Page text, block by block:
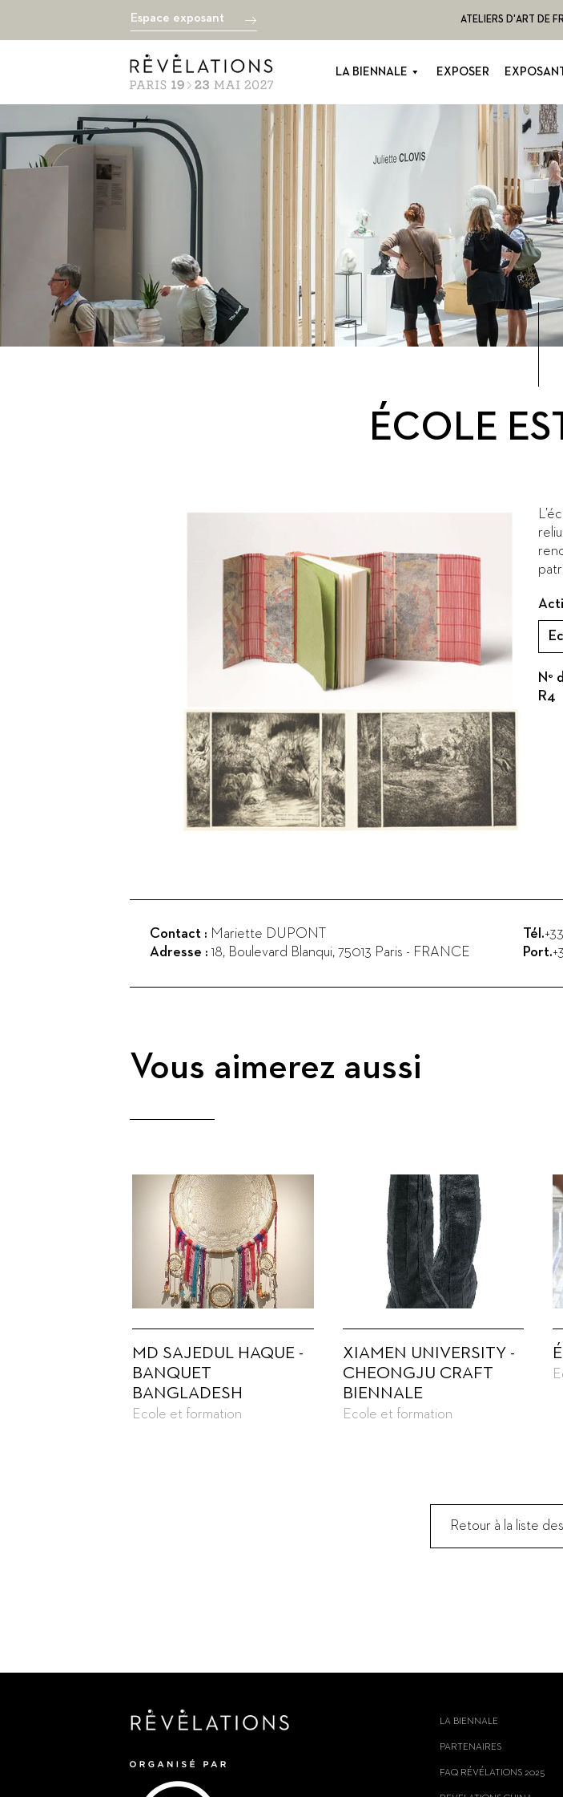
Espace exposant ATELIERS D'ART DE
LA BIENNALE EXPOSER
ÉCOLE
N°
R4
Contact : Mariette DUPONT
Adresse : 18, Boulevard Blanqui, 75013 Paris - FRANCE
Tél.
Port.
Vous aimerez aussi
MD SAJEDUL HAQUE -
BANQUET
BANGLADESH
Ecole et formation
XIAMEN UNIVERSITY -
CHEONGJU CRAFT
BIENNALE
Ecole et formation
Retour à la liste
LA BIENNALE
PARTENAIRES
FAQ RÉVÉLATIONS 2025